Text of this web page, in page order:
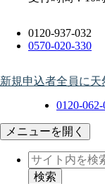
0120-937-032
0570-020-330
新規申込者全員に天
0120-062-
メニューを開く